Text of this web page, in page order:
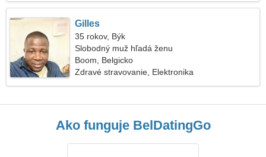
Gilles
35 rokov, Býk
Slobodný muž hľadá ženu
Boom, Belgicko
Zdravé stravovanie, Elektronika
Ako funguje BelDatingGo